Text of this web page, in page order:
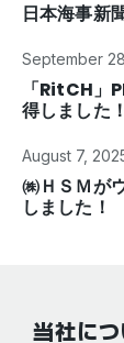
日本海事新
September
「RitCH」
得しました！
August 7,
㈱ＨＳＭが
しました！
当社に